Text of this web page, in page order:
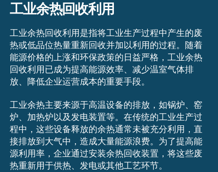
工业余热回收利用
工业余热回收利用是指将工业生产过程中产生的废
热或低品位热量重新回收并加以利用的过程。随着
能源价格的上涨和环保政策的日益严格，工业余热
回收利用已成为提高能源效率、减少温室气体排
放、降低企业运营成本的重要手段。
工业余热主要来源于高温设备的排放，如锅炉、窑
炉、加热炉以及发电装置等。在传统的工业生产过
程中，这些设备释放的余热通常未被充分利用，直
接排放到大气中，造成大量能源浪费。为了提高能
源利用率，企业通过安装余热回收装置，将这些废
热重新用于供热、发电或其他工艺环节。